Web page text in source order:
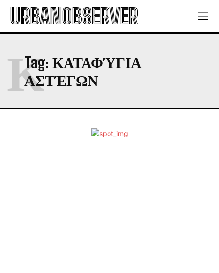
URBANOBSERVER
Tag: ΚΑΤΑΦΎΓΙΑ
ΑΣΤΈΓΩΝ
Κ